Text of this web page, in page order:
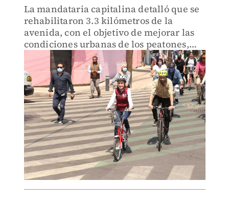
La mandataria capitalina detalló que se
rehabilitaron 3.3 kilómetros de la
avenida, con el objetivo de mejorar las
condiciones urbanas de los peatones,
ciclistas y automovilistas.